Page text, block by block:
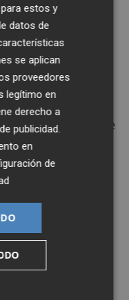
sustitución de
domiciliario y
ciclos de
También se
los
ordenados
contención y se
por
primer equipo
a formar la
estos
su
hora y
estos y
datos de
se aplican
proveedores
legítimo en
derecho a
publicidad
en
de